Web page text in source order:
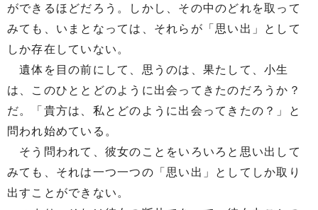
ができるほどだろう。しかし、その中のどれを取って
みても、いまとなっては、それらが「思い出」として
しか存在していない。
遺体を目の前にして、思うのは、果たして、小生
は、このひととどのように出会ってきたのだろうか？
だ。「貴方は、私とどのように出会ってきたの？」と
問われ始めている。
そう問われて、彼女のことをいろいろと思い出して
みても、それは一つ一つの「思い出」としてしか取り
出すことができない。